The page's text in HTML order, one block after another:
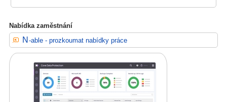
Nabídka zaměstnání
N-able - prozkoumat nabídky práce